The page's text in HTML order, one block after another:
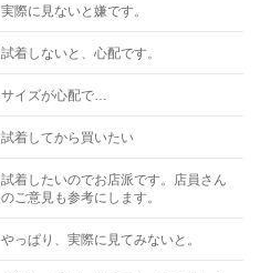
実際に見ないと嫌です。
試着しないと、心配です。
サイズが心配で…
試着してから買いたい
試着したいのでお店派です。店員さん
のご意見も参考にします。
やっぱり、実際に見てみないと。